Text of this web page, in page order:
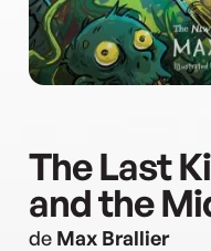
The Last
and the
de Max Brallier